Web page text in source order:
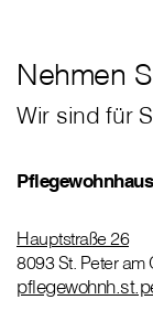
Nehmen
Wir sind für
Hauptstraße 26
8093 St. Peter am